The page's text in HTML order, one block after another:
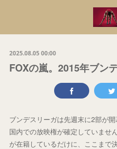
2025.08.05 00:00
FOXの嵐。2015年ブン
ブンデスリーガは先週末に2部が
国内での放映権が確定していませ
が在籍しているだけに、ここまで